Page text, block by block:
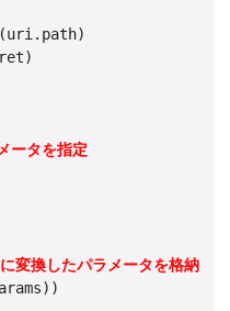
ータを指定
変換したパラメータを格納